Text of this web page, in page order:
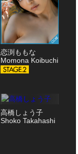
恋渕ももな
Momona Koibuchi
高橋しょう子
Shoko Takahashi